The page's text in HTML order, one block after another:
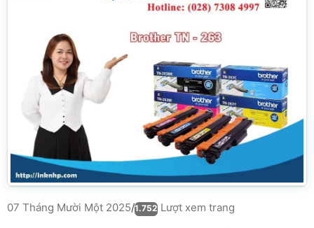
07 Tháng Mười Một 2025/1.752 Lượt xem trang